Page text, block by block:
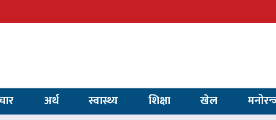
अर्थ स्वास्थ्य शिक्षा खेल